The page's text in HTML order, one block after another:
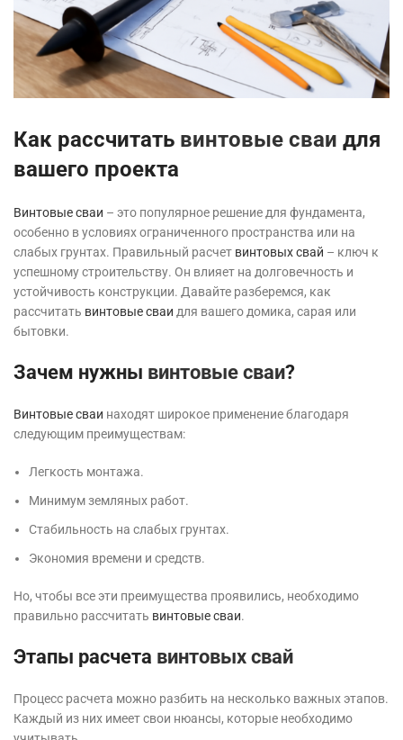
Как рассчитать винтовые сваи для
вашего проекта
Винтовые сваи – это популярное решение для фундамента,
особенно в условиях ограниченного пространства или на
слабых грунтах. Правильный расчет винтовых свай – ключ к
успешному строительству. Он влияет на долговечность и
устойчивость конструкции. Давайте разберемся, как
рассчитать винтовые сваи для вашего домика, сарая или
бытовки.
Зачем нужны винтовые сваи?
Винтовые сваи находят широкое применение благодаря
следующим преимуществам:
Легкость монтажа.
Минимум земляных работ.
Стабильность на слабых грунтах.
Экономия времени и средств.
Но, чтобы все эти преимущества проявились, необходимо
правильно рассчитать винтовые сваи.
Этапы расчета винтовых свай
Процесс расчета можно разбить на несколько важных этапов.
Каждый из них имеет свои нюансы, которые необходимо